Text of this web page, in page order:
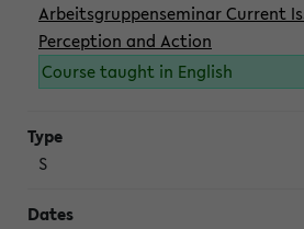
Arbeitsgruppenseminar Current
Perception and Action
Course taught in English
S